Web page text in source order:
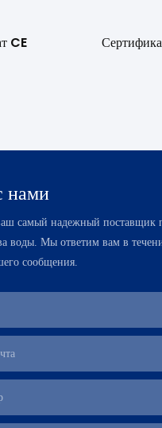
CE
нами
самый надежный поставщик
воды. Мы ответим вам в
сообщения.